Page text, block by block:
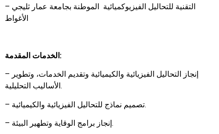
التقنية للتحاليل الفيزيوكميائية الموطنة بجامعة عمار ثليجي –
الأغواط
الخدمات المقدمة:
– إنجاز التحاليل الفيزيائية والكيميائية وتقديم الخدمات، وتطوير
الأساليب التحليلية.
– تصميم نماذج للتحاليل الفيزيائية والكيميائية.
– إنجاز برامج الوقاية وتطهير البيئة.